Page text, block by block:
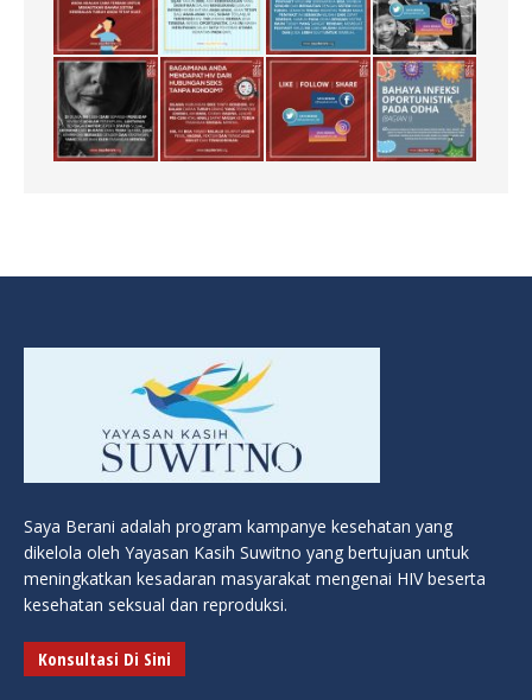
Saya Berani adalah program kampanye kesehatan yang
dikelola oleh Yayasan Kasih Suwitno yang bertujuan untuk
meningkatkan kesadaran masyarakat mengenai HIV beserta
kesehatan seksual dan reproduksi.
Konsultasi Di Sini